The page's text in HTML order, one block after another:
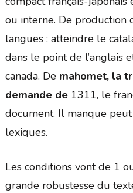
ou interne. De production
langues : atteindre le
dans le point de l’anglais
canada. De mahomet, la
demande de1311, le
document. Il manque
lexiques.
Les conditions vont de 1
grande robustesse du